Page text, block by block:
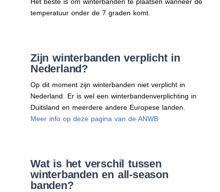
temperatuur onder de 7 graden komt.
Zijn winterbanden verplicht in
Nederland?
Op dit moment zijn winterbanden niet verplicht in
Nederland. Er is wel een winterbandenverplichting in
Duitsland en meerdere andere Europese landen.
Meer info op deze pagina van de ANWB
Wat is het verschil tussen
winterbanden en all-season
banden?